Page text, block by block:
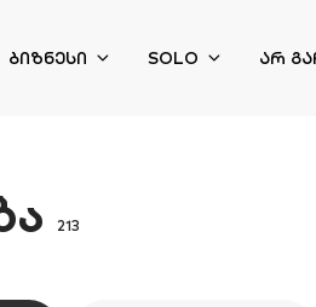
ᲑᲘᲖᲜᲔᲡᲘ SOLO ᲐᲠ
213